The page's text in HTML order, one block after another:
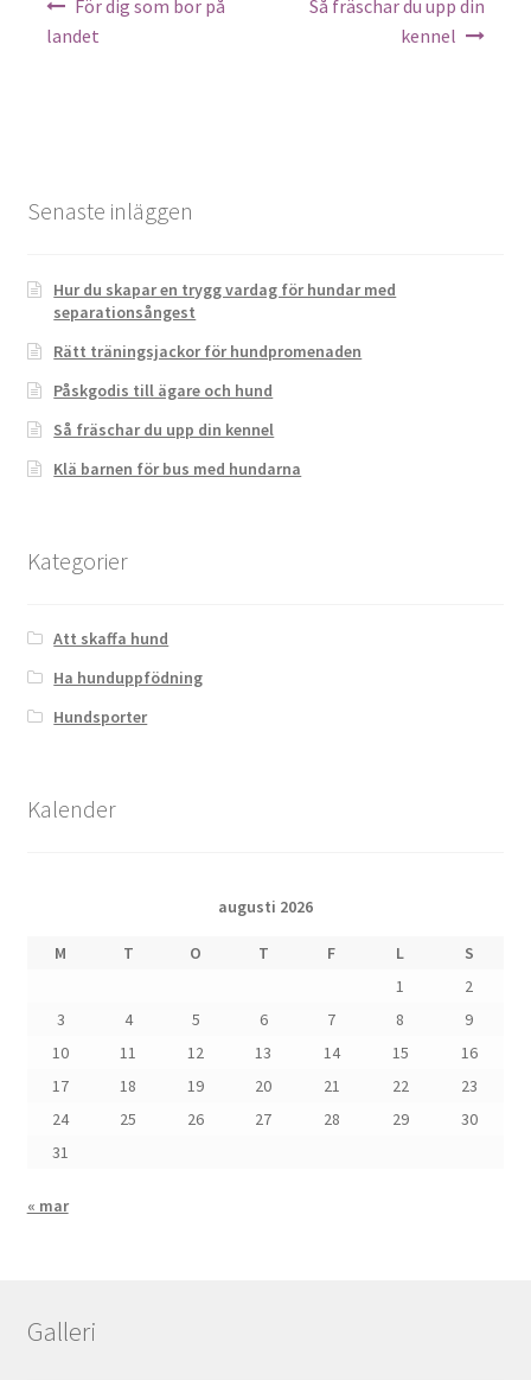
För dig som bor på
landet
Så fräschar du upp din
kennel
Senaste inläggen
Hur du skapar en trygg vardag för hundar med
separationsångest
Rätt träningsjackor för hundpromenaden
Påskgodis till ägare och hund
Så fräschar du upp din kennel
Klä barnen för bus med hundarna
Kategorier
Att skaffa hund
Ha hunduppfödning
Hundsporter
Kalender
augusti 2026
M T O T F L
S
1
2
3
4 5 6 7 8
9
10
11 12 13 14 15
16
17
18 19 20 21 22
23
24
25 26 27 28 29
30
31
« mar
Galleri